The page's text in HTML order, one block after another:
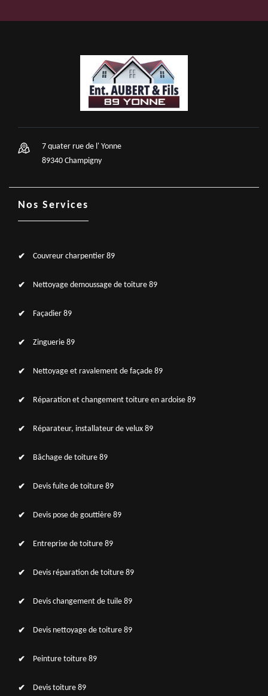
7 quater rue de l' Yonne
89340 Champigny
Nos Services
Couvreur charpentier 89
Nettoyage demoussage de toiture 89
Façadier 89
Zinguerie 89
Nettoyage et ravalement de façade 89
Réparation et changement toiture en ardoise 89
Réparateur, installateur de velux 89
Bâchage de toiture 89
Devis fuite de toiture 89
Devis pose de gouttière 89
Entreprise de toiture 89
Devis réparation de toiture 89
Devis changement de tuile 89
Devis nettoyage de toiture 89
Peinture toiture 89
Devis toiture 89